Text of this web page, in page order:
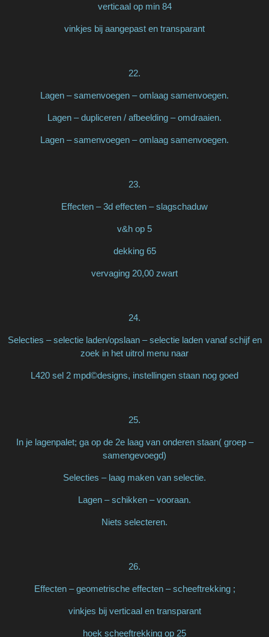
verticaal op min 84
vinkjes bij aangepast en transparant
22.
Lagen – samenvoegen – omlaag samenvoegen.
Lagen – dupliceren / afbeelding – omdraaien.
Lagen – samenvoegen – omlaag samenvoegen.
23.
Effecten – 3d effecten – slagschaduw
v&h op 5
dekking 65
vervaging 20,00 zwart
24.
Selecties – selectie laden/opslaan – selectie laden vanaf schijf en
zoek in het uitrol menu naar
L420 sel 2 mpd©designs, instellingen staan nog goed
25.
In je lagenpalet; ga op de 2e laag van onderen staan( groep –
samengevoegd)
Selecties – laag maken van selectie.
Lagen – schikken – vooraan.
Niets selecteren.
26.
Effecten – geometrische effecten – scheeftrekking ;
vinkjes bij verticaal en transparant
hoek scheeftrekking op 25